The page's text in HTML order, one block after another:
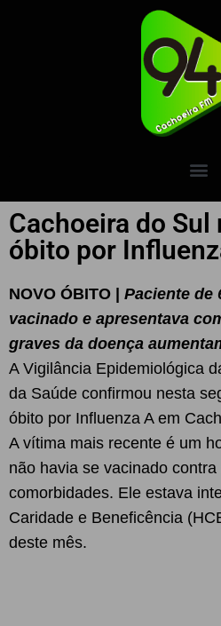
Cachoeira do
óbito por
NOVO ÓBITO | Paciente de
vacinado e apresentava
graves da doença
A Vigilância Epidemiológica
da Saúde confirmou nesta
óbito por Influenza A em
A vítima mais recente é um
não havia se vacinado
comorbidades. Ele estava
Caridade e Beneficência
deste mês.